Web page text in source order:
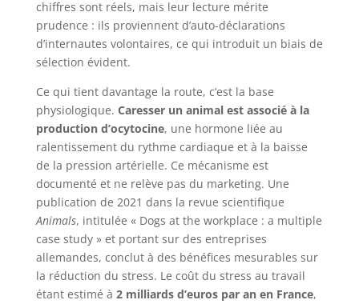
chiffres sont réels, mais leur lecture mérite
prudence : ils proviennent d’auto-déclarations
d’internautes volontaires, ce qui introduit un biais de
sélection évident.
Ce qui tient davantage la route, c’est la base
physiologique. Caresser un animal est associé à la
production d’ocytocine, une hormone liée au
ralentissement du rythme cardiaque et à la baisse
de la pression artérielle. Ce mécanisme est
documenté et ne relève pas du marketing. Une
publication de 2021 dans la revue scientifique
Animals, intitulée « Dogs at the workplace : a multiple
case study » et portant sur des entreprises
allemandes, conclut à des bénéfices mesurables sur
la réduction du stress. Le coût du stress au travail
étant estimé à 2 milliards d’euros par an en France,